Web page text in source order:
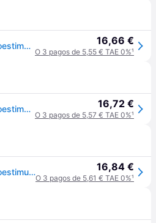
Cojines de gel para electroestimulador Beurer EM 59 /EM 89 - Bleu 16,66 €
O 3 pagos de 5,55 € TAE 0%¹
Cojines de gel para electroestimulador Beurer EM 59 /EM 89 - Bleu 16,72 €
O 3 pagos de 5,57 € TAE 0%¹
Cojines de gel para electroestimulador Beurer EM 59 /EM 89 - Bleu 16,84 €
O 3 pagos de 5,61 € TAE 0%¹